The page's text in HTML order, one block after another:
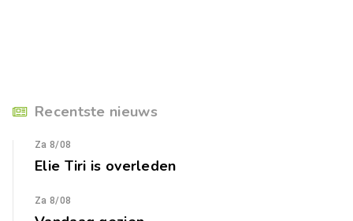
Recentste nieuws
Za 8/08
Elie Tiri is overleden
Za 8/08